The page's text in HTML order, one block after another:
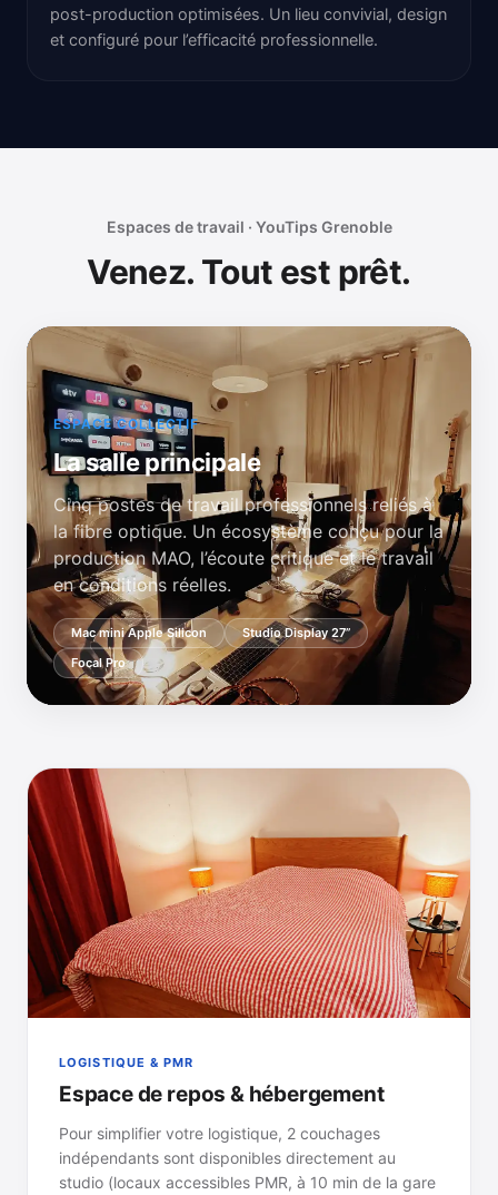
post-production optimisées. Un lieu convivial, design
et configuré pour l’efficacité professionnelle.
Espaces de travail · YouTips Grenoble
Venez. Tout est prêt.
ESPACE COLLECTIF
La salle principale
Cinq postes de travail professionnels reliés à
la fibre optique. Un écosystème conçu pour la
production MAO, l’écoute critique et le travail
en conditions réelles.
Mac mini Apple Silicon
Studio Display 27”
Focal Pro
LOGISTIQUE & PMR
Espace de repos & hébergement
Pour simplifier votre logistique, 2 couchages
indépendants sont disponibles directement au
studio (locaux accessibles PMR, à 10 min de la gare